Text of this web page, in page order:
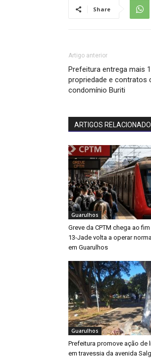
Share
Artigo anterior
Prefeitura entrega mais
propriedade e contratos
condomínio Buriti
ARTIGOS
Guarulhos
Greve da CPTM chega ao
13-Jade volta a operar
em Guarulhos
Guarulhos
Prefeitura promove ação de
em travessia da avenida